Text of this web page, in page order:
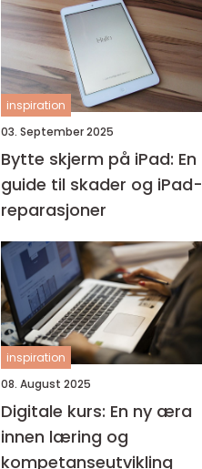
inspiration
03. September 2025
Bytte skjerm på iPad: En
guide til skader og iPad-
reparasjoner
inspiration
08. August 2025
Digitale kurs: En ny æra
innen læring og
kompetanseutvikling